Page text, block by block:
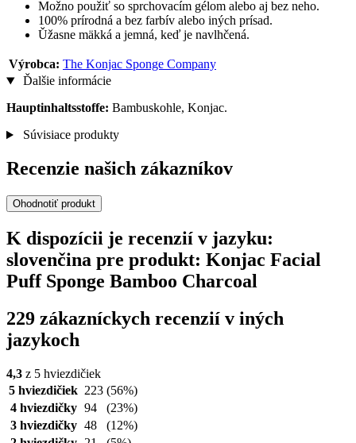
Možno použiť so sprchovacím gélom alebo aj bez neho.
100% prírodná a bez farbív alebo iných prísad.
Ǔžasne mäkká a jemná, keď je navlhčená.
Výrobca: The Konjac Sponge Company
Ďalšie informácie
Hauptinhaltsstoffe: Bambuskohle, Konjac.
Súvisiace produkty
Recenzie našich zákazníkov
Ohodnotiť produkt
K dispozícii je recenzií v jazyku:
slovenčina pre produkt: Konjac Facial
Puff Sponge Bamboo Charcoal
229 zákazníckych recenzií v iných
jazykoch
4,3 z 5 hviezdičiek
5 hviezdičiek 223 (56%)
4 hviezdičky 94
(23%)
3 hviezdičky 48
(12%)